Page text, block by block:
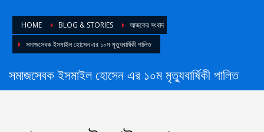
HOME BLOG & STORIES
আজকের সংবাদ
সমাজসেবক ইসমাইল হোসেন এর ১০ম মৃত্যুবার্ষিকী পালিত
সমাজসেবক ইসমাইল হোসেন এর ১০ম মৃত্যুবার্ষিকী পালিত